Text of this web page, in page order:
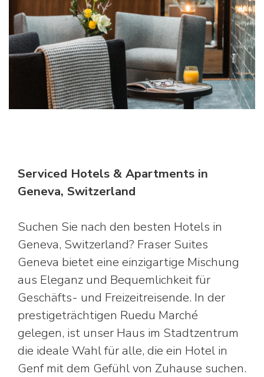
Serviced Hotels & Apartments in
Geneva, Switzerland
Suchen Sie nach den besten Hotels in
Geneva, Switzerland? Fraser Suites
Geneva bietet eine einzigartige Mischung
aus Eleganz und Bequemlichkeit für
Geschäfts- und Freizeitreisende. In der
prestigeträchtigen Ruedu Marché
gelegen, ist unser Haus im Stadtzentrum
die ideale Wahl für alle, die ein Hotel in
Genf mit dem Gefühl von Zuhause suchen.